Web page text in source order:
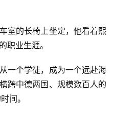
室的长椅上坐定，他看着熙
职业生涯。
一个学徒，成为一个远赴海
跨中德两国、规模数百人的
间。